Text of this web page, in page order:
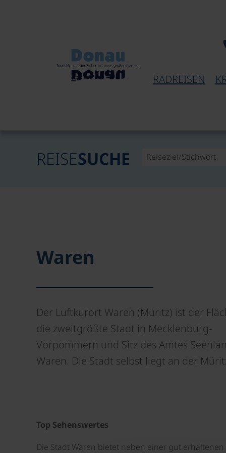
RADREISEN
REISESUCHE
Waren
Der Luftkurort Waren (Müritz) ist der
die zweitgrößte Stadt in Mecklenburg-
Vorpommern und Sitz des Amtes
Waren. Die Stadt selbst liegt an der
Top Sehenswertes
Die Stadt Waren bietet neben einer gut